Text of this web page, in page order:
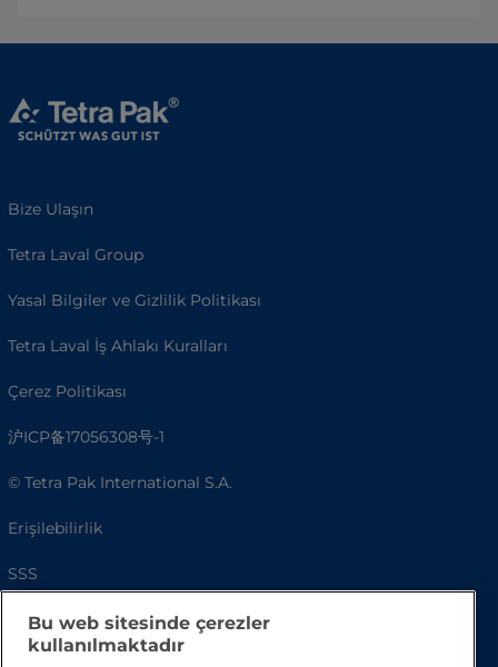
Bize Ulaşın
Tetra Laval Group
Yasal Bilgiler ve Gizlilik Politikası
Tetra Laval İş Ahlakı Kuralları
Çerez Politikası
沪ICP备17056308号-1
© Tetra Pak International S.A.
Erişilebilirlik
SSS
Bu web sitesinde çerezler
kullanılmaktadır